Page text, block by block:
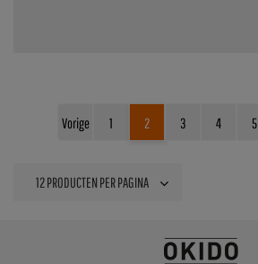
Vorige 1 2 3 4 5